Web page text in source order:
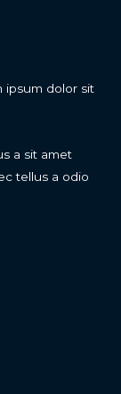
ipsum dolor sit
a sit amet
tellus a odio